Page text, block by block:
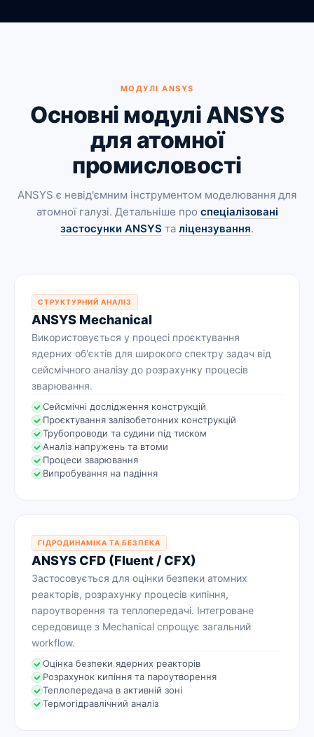
МОДУЛІ ANSYS
Основні модулі ANSYS
для атомної
промисловості
ANSYS є невід'ємним інструментом моделювання для
атомної галузі. Детальніше про спеціалізовані
застосунки ANSYS та ліцензування.
СТРУКТУРНИЙ АНАЛІЗ
ANSYS Mechanical
Використовується у процесі проєктування
ядерних об'єктів для широкого спектру задач від
сейсмічного аналізу до розрахунку процесів
зварювання.
Сейсмічні дослідження конструкцій
Проєктування залізобетонних конструкцій
Трубопроводи та судини під тиском
Аналіз напружень та втоми
Процеси зварювання
Випробування на падіння
ГІДРОДИНАМІКА ТА БЕЗПЕКА
ANSYS CFD (Fluent / CFX)
Застосовується для оцінки безпеки атомних
реакторів, розрахунку процесів кипіння,
пароутворення та теплопередачі. Інтегроване
середовище з Mechanical спрощує загальний
workflow.
Оцінка безпеки ядерних реакторів
Розрахунок кипіння та пароутворення
Теплопередача в активній зоні
Термогідравлічний аналіз